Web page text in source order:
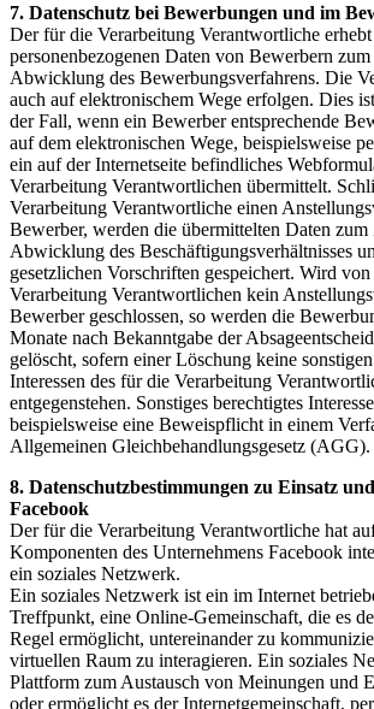
7. Datenschutz bei Bewerbungen und im
Der für die Verarbeitung Verantwortliche
personenbezogenen Daten von Bewerbern
Abwicklung des Bewerbungsverfahrens. Die
auch auf elektronischem Wege erfolgen. Dies
der Fall, wenn ein Bewerber entsprechende
auf dem elektronischen Wege, beispielsweise
ein auf der Internetseite befindliches
Verarbeitung Verantwortlichen übermittelt.
Verarbeitung Verantwortliche einen
Bewerber, werden die übermittelten Daten
Abwicklung des Beschäftigungsverhältnisses
gesetzlichen Vorschriften gespeichert. Wird
Verarbeitung Verantwortlichen kein
Bewerber geschlossen, so werden die
Monate nach Bekanntgabe der
gelöscht, sofern einer Löschung keine
Interessen des für die Verarbeitung
entgegenstehen. Sonstiges berechtigtes
beispielsweise eine Beweispflicht in einem
Allgemeinen Gleichbehandlungsgesetz (AGG).
8. Datenschutzbestimmungen zu Einsatz
Facebook
Der für die Verarbeitung Verantwortliche hat
Komponenten des Unternehmens Facebook
ein soziales Netzwerk.
Ein soziales Netzwerk ist ein im Internet
Treffpunkt, eine Online-Gemeinschaft, die es
Regel ermöglicht, untereinander zu
virtuellen Raum zu interagieren. Ein soziales
Plattform zum Austausch von Meinungen und
oder ermöglicht es der Internetgemeinschaft,